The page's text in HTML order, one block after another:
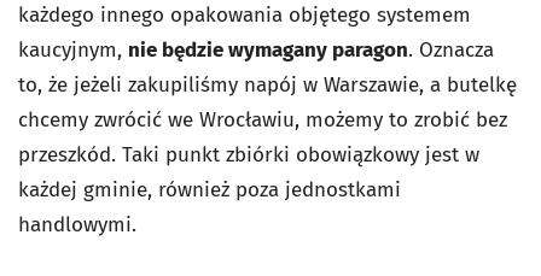
każdego innego opakowania objętego systemem
kaucyjnym, nie będzie wymagany paragon. Oznacza
to, że jeżeli zakupiliśmy napój w Warszawie, a butelkę
chcemy zwrócić we Wrocławiu, możemy to zrobić bez
przeszkód. Taki punkt zbiórki obowiązkowy jest w
każdej gminie, również poza jednostkami
handlowymi.